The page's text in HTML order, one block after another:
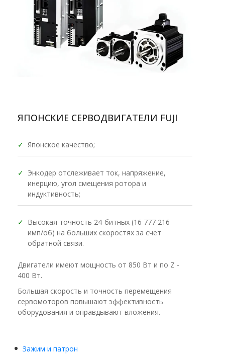
ЯПОНСКИЕ СЕРВОДВИГАТЕЛИ FUJI
✓ Японское качество;
✓ Энкодер отслеживает ток, напряжение,
инерцию, угол смещения ротора и
индуктивность;
✓ Высокая точность 24-битных (16 777 216
имп/об) на больших скоростях за счет
обратной связи.
Двигатели имеют мощность от 850 Вт и по Z -
400 Вт.
Большая скорость и точность перемещения
сервомоторов повышают эффективность
оборудования и оправдывают вложения.
Зажим и патрон